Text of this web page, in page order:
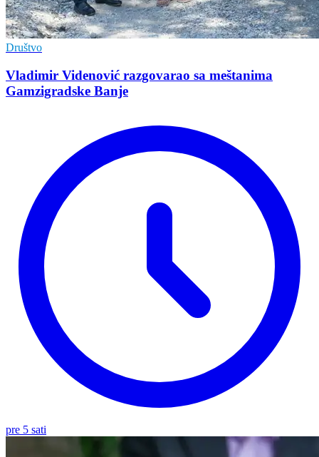
Društvo
Vladimir Vidеnović razgovarao sa mеštanima
Gamzigradskе Banjе
pre 5 sati